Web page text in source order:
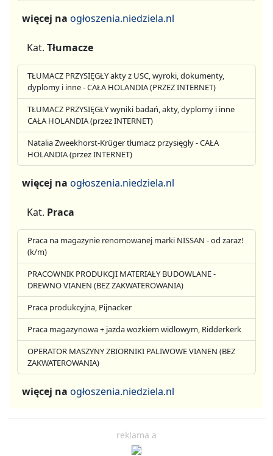
więcej na ogłoszenia.niedziela.nl
Kat. Tłumacze
TŁUMACZ PRZYSIĘGŁY akty z USC, wyroki, dokumenty,
dyplomy i inne - CAŁA HOLANDIA (PRZEZ INTERNET)
TŁUMACZ PRZYSIĘGŁY wyniki badań, akty, dyplomy i inne
CAŁA HOLANDIA (przez INTERNET)
Natalia Zweekhorst-Krüger tłumacz przysięgły - CAŁA
HOLANDIA (przez INTERNET)
więcej na ogłoszenia.niedziela.nl
Kat. Praca
Praca na magazynie renomowanej marki NISSAN - od zaraz!
(k/m)
PRACOWNIK PRODUKCJI MATERIAŁY BUDOWLANE -
DREWNO VIANEN (BEZ ZAKWATEROWANIA)
Praca produkcyjna, Pijnacker
Praca magazynowa + jazda wozkiem widlowym, Ridderkerk
OPERATOR MASZYNY ZBIORNIKI PALIWOWE VIANEN (BEZ
ZAKWATEROWANIA)
więcej na ogłoszenia.niedziela.nl
reklama a